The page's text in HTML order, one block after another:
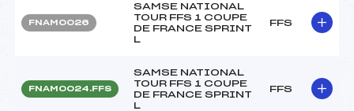
FNAM0026
SAMSE NATIONAL
TOUR FFS 1 COUPE
DE FRANCE SPRINT
L
FFS
FNAM0024.FFS
SAMSE NATIONAL
TOUR FFS 1 COUPE
DE FRANCE SPRINT
L
FFS